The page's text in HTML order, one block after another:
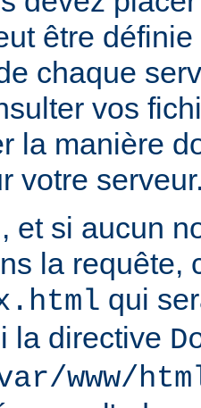
être
chaque
vos
la manière
votre
et si aucun
la requête,
qui
la directive
www/